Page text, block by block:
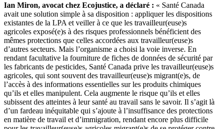
Ian Miron, avocat chez Ecojustice, a déclaré : « Santé Canada
avait une solution simple à sa disposition : appliquer les dispositions
existantes de la LPA et veiller à ce que les travailleur(euse)s
agricoles exposé(e)s à des risques professionnels bénéficient des
mêmes protections que celles accordées aux travailleur(euse)s
d’autres secteurs. Mais l’organisme a choisi la voie inverse. En
rendant facultative la fourniture de fiches de données de sécurité par
les fabricants de pesticides, Santé Canada prive les travailleur(euse)s
agricoles, qui sont souvent des travailleur(euse)s migrant(e)s, de
l’accès à des informations essentielles sur les produits chimiques
qu’ils et elles manipulent. Cela augmente le risque qu’ils et elles
subissent des atteintes à leur santé au travail sans le savoir. Il s’agit là
d’un fardeau inéquitable qui s’ajoute à l’insuffisance des protections
en matière de travail et d’immigration, rendant encore plus difficile